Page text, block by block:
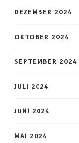
DEZEMBER 2024
OKTOBER 2024
SEPTEMBER 2024
JULI 2024
JUNI 2024
MAI 2024